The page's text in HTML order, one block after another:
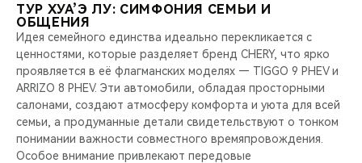
ТУР ХУА’Э ЛУ: СИМФОНИЯ СЕМЬИ И
ОБЩЕНИЯ
Идея семейного единства идеально перекликается с
ценностями, которые разделяет бренд CHERY, что ярко
проявляется в её флагманских моделях — TIGGO 9 PHEV и
ARRIZO 8 PHEV. Эти автомобили, обладая просторными
салонами, создают атмосферу комфорта и уюта для всей
семьи, а продуманные детали свидетельствуют о тонком
понимании важности совместного времяпровождения.
Особое внимание привлекают передовые